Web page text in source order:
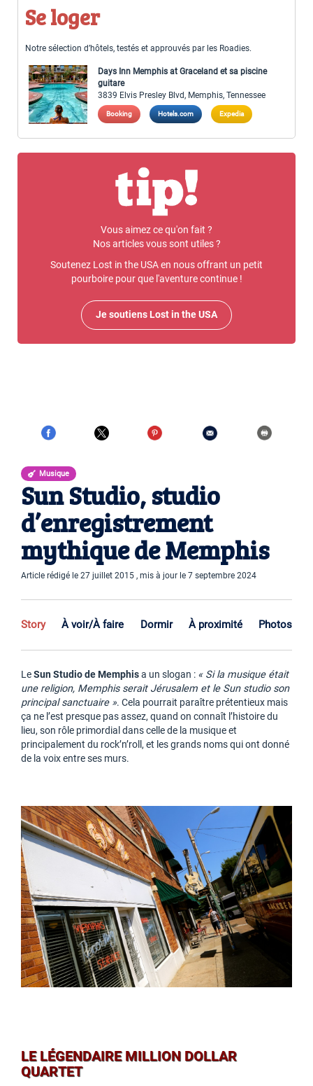
Musique
Sun Studio, studio
d’enregistrement
mythique de Memphis
Article rédigé le 27 juillet 2015 , mis à jour le 7 septembre 2024
Story À voir/À faire Dormir À proximité Photos
LeSun Studio de Memphisa un slogan : « Si la musique était
une religion, Memphis serait Jérusalem et le Sun studio son
principal sanctuaire ». Cela pourrait paraître prétentieux mais
ça ne l’est presque pas assez, quand on connaît l’histoire du
lieu, son rôle primordial dans celle de la musique et
principalement du rock’n’roll, et les grands noms qui ont donné
de la voix entre ses murs.
LE LÉGENDAIRE MILLION DOLLAR
QUARTET
Se loger
Notre sélection d’hôtels, testés et approuvés par les Roadies.
Days Inn Memphis at Graceland et sa piscine
guitare
3839 Elvis Presley Blvd, Memphis, Tennessee
Booking Hotels.com Expedia
Vous aimez ce qu'on fait ?
Nos articles vous sont utiles ?
Soutenez Lost in the USA en nous offrant un petit
pourboire pour que l'aventure continue !
Je soutiens Lost in the USA